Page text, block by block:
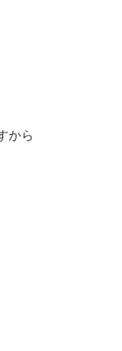
から